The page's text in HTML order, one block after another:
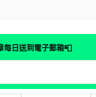
每日送到電子郵箱📮